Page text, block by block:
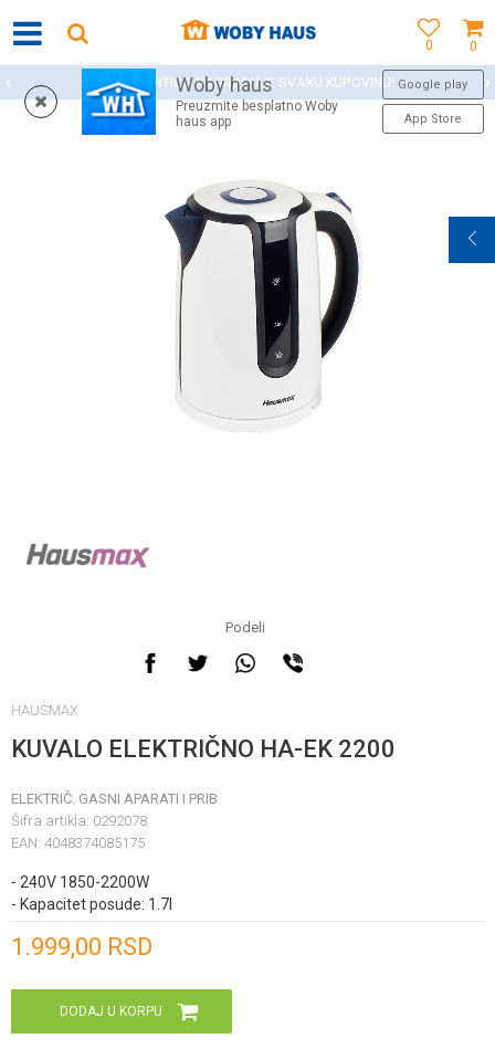
0
0
Woby haus
Preuzmite besplatno Woby
haus app
Google play
App Store
WOBY KARTICA NAGRAĐUJE SVAKU KUPOVINU!
Podeli
HAUSMAX
KUVALO ELEKTRIČNO HA-EK 2200
ELEKTRIČ. GASNI APARATI I PRIB
Šifra artikla: 0292078
EAN: 4048374085175
- 240V 1850-2200W
- Kapacitet posude: 1.7l
1.999,00 RSD
DODAJ U KORPU